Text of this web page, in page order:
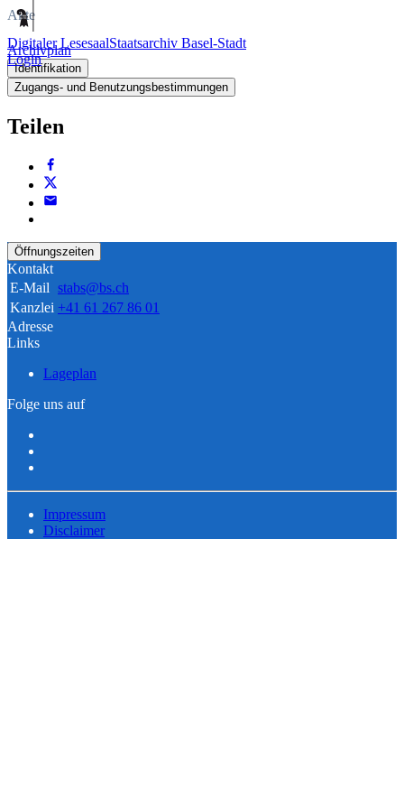
Digitaler LesesaalStaatsarchiv Basel-Stadt
Login
Akte
Archivplan
Identifikation
Zugangs- und Benutzungsbestimmungen
Teilen
Öffnungszeiten
Kontakt
E-Mail stabs@bs.ch
Kanzlei +41 61 267 86 01
Adresse
Links
Lageplan
Folge uns auf
Impressum
Disclaimer